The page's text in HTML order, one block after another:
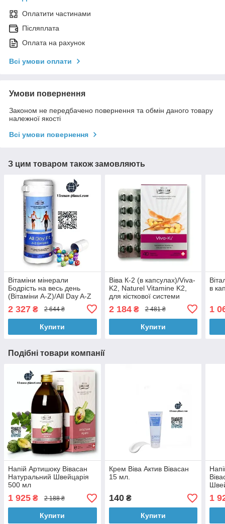
Оплатити частинами
Післяплата
Оплата на рахунок
Всі умови оплати
Умови повернення
Законом не передбачено повернення та обмін даного товару
належної якості
Всі умови повернення
З цим товаром також замовляють
Вітаміни мінерали
Бодрість на весь день
(Вітаміни А-Z)/All Day A-Z
2 327 ₴ 2 644 ₴
Купити
Віва К-2 (в капсулах)/Viva-
K2, Naturel Vitamine K2,
для кісткової системи
2 184₴ 2 481 ₴
Купити
в
1
Подібні товари компанії
Напій Артишоку Вівасан
Натуральний Швейцарія
500 мл
1 925 ₴ 2 188 ₴
Купити
Крем Віва Актив Вівасан
15 мл.
140₴
Купити
1